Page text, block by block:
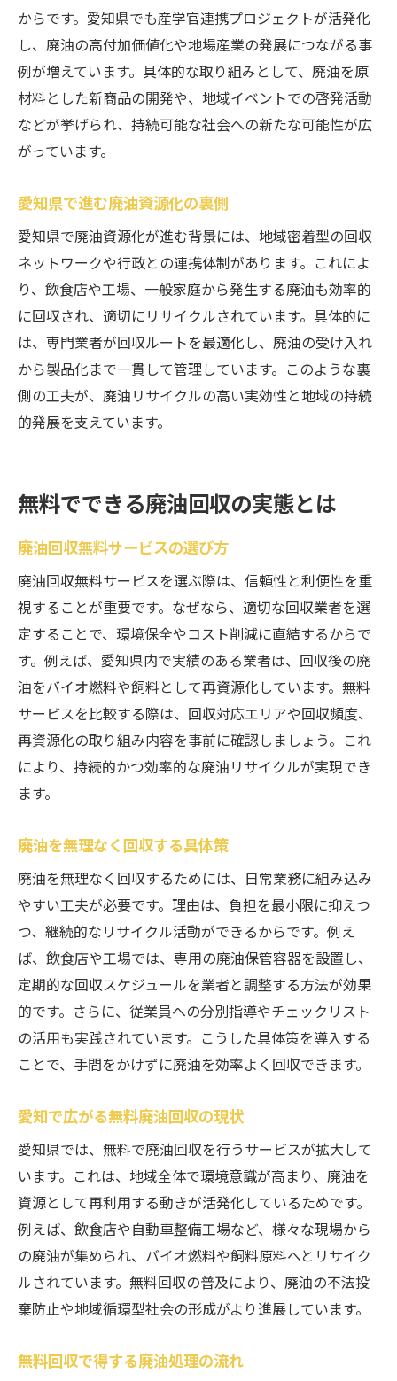
からです。愛知県でも産学官連携プロジェクトが活発化
し、廃油の高付加価値化や地場産業の発展につながる事
例が増えています。具体的な取り組みとして、廃油を原
材料とした新商品の開発や、地域イベントでの啓発活動
などが挙げられ、持続可能な社会への新たな可能性が広
がっています。
愛知県で進む廃油資源化の裏側
愛知県で廃油資源化が進む背景には、地域密着型の回収
ネットワークや行政との連携体制があります。これによ
り、飲食店や工場、一般家庭から発生する廃油も効率的
に回収され、適切にリサイクルされています。具体的に
は、専門業者が回収ルートを最適化し、廃油の受け入れ
から製品化まで一貫して管理しています。このような裏
側の工夫が、廃油リサイクルの高い実効性と地域の持続
的発展を支えています。
無料でできる廃油回収の実態とは
廃油回収無料サービスの選び方
廃油回収無料サービスを選ぶ際は、信頼性と利便性を重
視することが重要です。なぜなら、適切な回収業者を選
定することで、環境保全やコスト削減に直結するからで
す。例えば、愛知県内で実績のある業者は、回収後の廃
油をバイオ燃料や飼料として再資源化しています。無料
サービスを比較する際は、回収対応エリアや回収頻度、
再資源化の取り組み内容を事前に確認しましょう。これ
により、持続的かつ効率的な廃油リサイクルが実現でき
ます。
廃油を無理なく回収する具体策
廃油を無理なく回収するためには、日常業務に組み込み
やすい工夫が必要です。理由は、負担を最小限に抑えつ
つ、継続的なリサイクル活動ができるからです。例え
ば、飲食店や工場では、専用の廃油保管容器を設置し、
定期的な回収スケジュールを業者と調整する方法が効果
的です。さらに、従業員への分別指導やチェックリスト
の活用も実践されています。こうした具体策を導入する
ことで、手間をかけずに廃油を効率よく回収できます。
愛知で広がる無料廃油回収の現状
愛知県では、無料で廃油回収を行うサービスが拡大して
います。これは、地域全体で環境意識が高まり、廃油を
資源として再利用する動きが活発化しているためです。
例えば、飲食店や自動車整備工場など、様々な現場から
の廃油が集められ、バイオ燃料や飼料原料へとリサイク
ルされています。無料回収の普及により、廃油の不法投
棄防止や地域循環型社会の形成がより進展しています。
無料回収で得する廃油処理の流れ